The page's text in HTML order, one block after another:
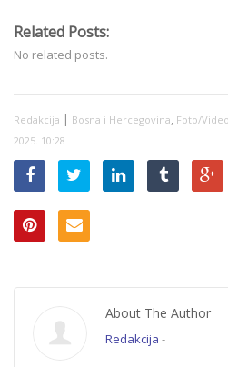
Related Posts:
No related posts.
Redakcija | Bosna i Hercegovina, Foto/Video
2025. 10:28
About The Author
Redakcija -